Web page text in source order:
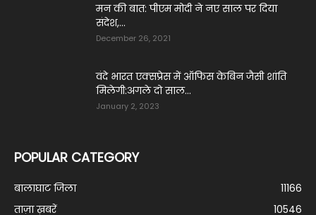
मन की बात: पीएम मोदी ने नए साल पर दिया
संदेश,...
December 26, 2021
वंदे भारत एक्सप्रेस में ऑफिस केबिन जैसी शांति
मिलेगी:अगले दो साल...
January 2, 2023
POPULAR CATEGORY
बालाघाट जिला
11166
ताज़ा ख़बरें
10546